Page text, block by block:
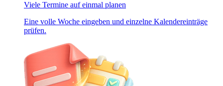
Viele Termine auf einmal planen
Eine volle Woche eingeben und einzelne Kalendereinträge
prüfen.